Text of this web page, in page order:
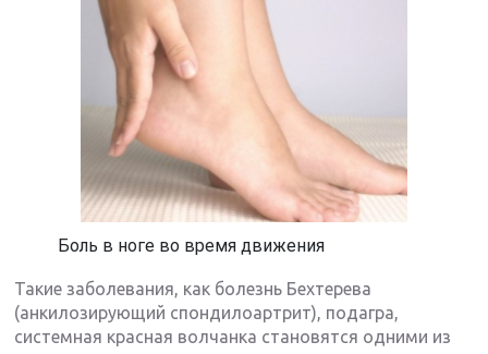
Боль в ноге во время движения
Такие заболевания, как болезнь Бехтерева
(анкилозирующий спондилоартрит), подагра,
системная красная волчанка становятся одними из